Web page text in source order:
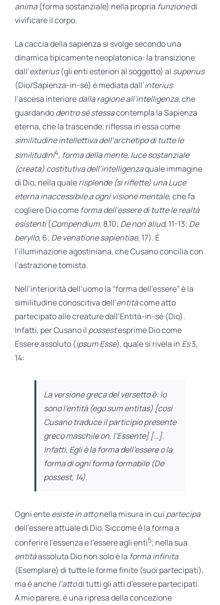
anima(forma sostanziale) nella propria funzionedi
vivificare il corpo.
La caccia della sapienza si svolge secondo una
dinamica tipicamente neoplatonica: la transizione
dall’exterius(gli enti esteriori al soggetto) al superius
(Dio/Sapienza-in-sé) è mediata dall’interius:
l’ascesa interioredalla ragione all’intelligenza, che
guardandodentro sé stessacontempla la Sapienza
eterna, che la trascende, riflessa in essa come
similitudine intellettivadell’archetipo di tutte le
similitudini4, forma della mente, luce sostanziale
(creata)costitutiva dell’intelligenzaquale immagine
di Dio, nella qualerisplende (si riflette) una Luce
eterna inaccessibile a ogni visione mentale, che fa
cogliere Dio come forma dell’essere di tutte le realtà
esistenti(Compendium, 8.10; De non aliud, 11-13; De
beryllo, 6; De venatione sapientiae, 17). È
l’illuminazione agostiniana, che Cusano concilia con
l’astrazione tomista.
Nell’interiorità dell’uomo la “forma dell’essere” è la
similitudine conoscitiva dell’entitàcome atto
partecipato alle creature dall’Entità-in-sé (Dio).
Infatti, per Cusano il possestesprime Dio come
Essere assoluto (ipsum Esse), quale si rivela in Es3,
14:
La versione greca del versetto è: Io
sono l’entità (ego sum entitas) [così
Cusano traduce il participio presente
greco maschileon, l’Essente] […].
Infatti, Egli è la forma dell’essere o la
forma di ogni forma formabile (De
possest, 14).
Ogni enteesiste in attonella misura in cui partecipa
dell’essere attuale di Dio. Siccome è la forma a
conferire l’essenza e l’essere agli enti5, nella sua
entitàassoluta Dio non solo è la forma infinita
(Esemplare) di tutte le forme finite (suoi partecipati),
ma è anchel’attodi tutti gli atti d’essere partecipati.
A mio parere, è una ripresa della concezione